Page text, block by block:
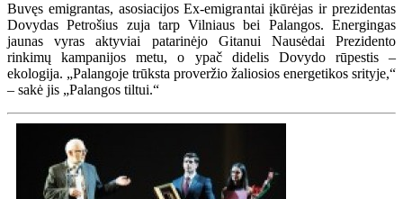
Buvęs emigrantas, asosiacijos Ex-emigrantai įkūrėjas ir prezidentas
Dovydas Petrošius zuja tarp Vilniaus bei Palangos. Energingas
jaunas vyras aktyviai patarinėjo Gitanui Nausėdai Prezidento
rinkimų kampanijos metu, o ypač didelis Dovydo rūpestis –
ekologija. „Palangoje trūksta proveržio žaliosios energetikos srityje,“
– sakė jis „Palangos tiltui.“